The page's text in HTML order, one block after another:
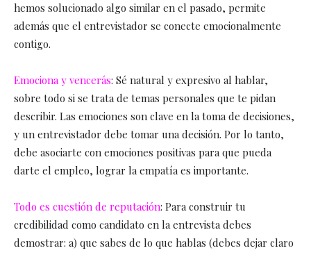
hemos solucionado algo similar en el pasado, permite
además que el entrevistador se conecte emocionalmente
contigo.
Emociona y vencerás: Sé natural y expresivo al hablar,
sobre todo si se trata de temas personales que te pidan
describir. Las emociones son clave en la toma de decisiones,
y un entrevistador debe tomar una decisión. Por lo tanto,
debe asociarte con emociones positivas para que pueda
darte el empleo, lograr la empatía es importante.
Todo es cuestión de reputación: Para construir tu
credibilidad como candidato en la entrevista debes
demostrar: a) que sabes de lo que hablas (debes dejar claro